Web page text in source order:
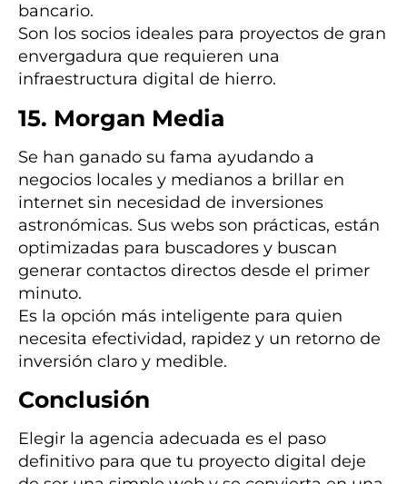
bancario.
Son los socios ideales para proyectos de gran
envergadura que requieren una
infraestructura digital de hierro.
15. Morgan Media
Se han ganado su fama ayudando a
negocios locales y medianos a brillar en
internet sin necesidad de inversiones
astronómicas. Sus webs son prácticas, están
optimizadas para buscadores y buscan
generar contactos directos desde el primer
minuto.
Es la opción más inteligente para quien
necesita efectividad, rapidez y un retorno de
inversión claro y medible.
Conclusión
Elegir la agencia adecuada es el paso
definitivo para que tu proyecto digital deje